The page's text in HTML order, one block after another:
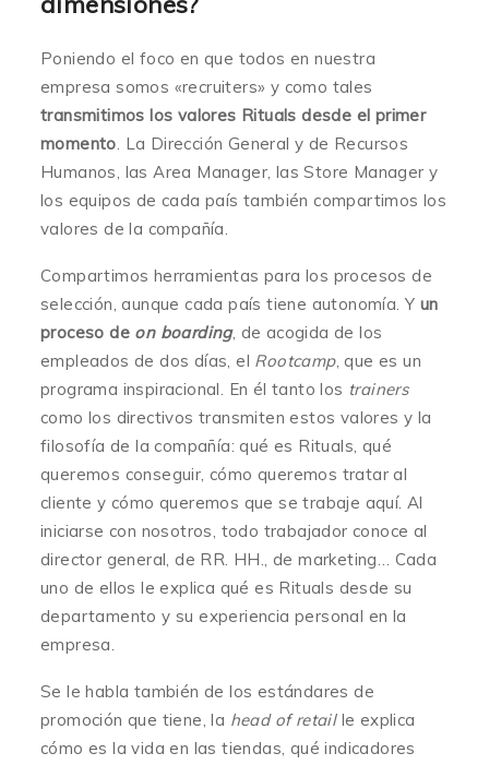
Poniendo el foco en que todos en nuestra
empresa somos «recruiters» y como tales
transmitimos los valores Rituals desde el primer
momento. La Dirección General y de Recursos
Humanos, las Area Manager, las Store Manager y
los equipos de cada país también compartimos los
valores de la compañía.
Compartimos herramientas para los procesos de
selección, aunque cada país tiene autonomía. Y un
proceso de on boarding, de acogida de los
empleados de dos días, el Rootcamp, que es un
programa inspiracional. En él tanto los trainers
como los directivos transmiten estos valores y la
filosofía de la compañía: qué es Rituals, qué
queremos conseguir, cómo queremos tratar al
cliente y cómo queremos que se trabaje aquí. Al
iniciarse con nosotros, todo trabajador conoce al
director general, de RR. HH., de marketing… Cada
uno de ellos le explica qué es Rituals desde su
departamento y su experiencia personal en la
empresa.
Se le habla también de los estándares de
promoción que tiene, la head of retail le explica
cómo es la vida en las tiendas, qué indicadores